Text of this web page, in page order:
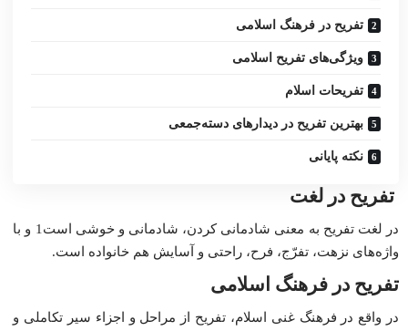
تفریح در فرهنگ اسلامى
ویژگى‌هاى تفریح اسلامى
تفریحات اسلام
بهترین تفریح در دیدارهاى دسته‌جمعى
نکته پایانى
تفریح در لغت
در لغت تفریح به معنى شادمانى کردن، شادمانى و خوشى است1 و با
واژه‌هاى نزهت، تفرّج، فرح، راحتى و آسایش هم خانواده است.
تفریح در فرهنگ اسلامى
در واقع در فرهنگ غنى اسلام، تفریح از مراحل و اجزاء سیر تکاملى و